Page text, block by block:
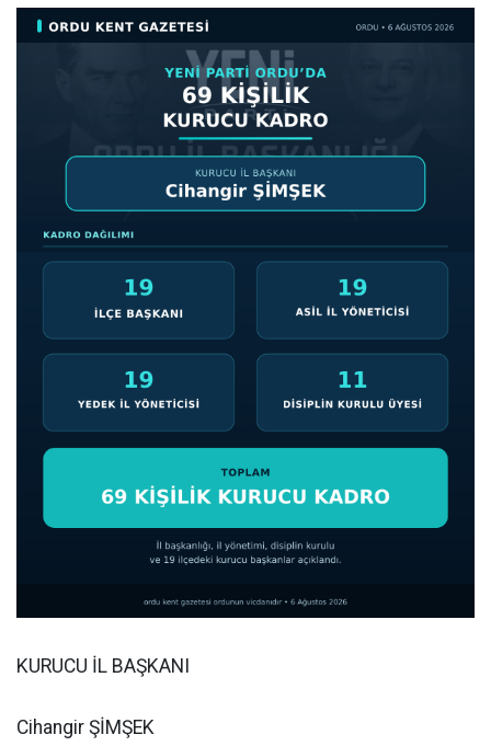
KURUCU İL BAŞKANI
Cihangir ŞİMŞEK